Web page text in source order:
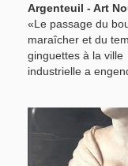
Argenteuil - Art
«Le passage du
maraîcher et du
ginguettes à la ville
industrielle a